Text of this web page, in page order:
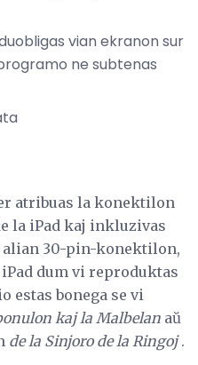
vian ekranon sur
ne subtenas
atribuas la konektilon
la iPad kaj inkluzivas
alian 30-pin-konektilon,
dum vi reproduktas
estas bonega se vi
kaj la Malbelan aŭ
de la Sinjoro de la Ringoj.